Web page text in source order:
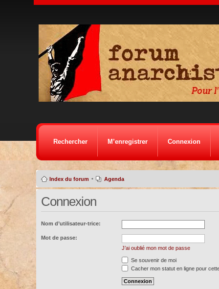
Rechercher M’enregistrer Connexion
Index du forum • Agenda
Connexion
Nom d’utilisateur-trice:
Mot de passe:
J’ai oublié mon mot de passe
Se souvenir de moi
Cacher mon statut en ligne pour